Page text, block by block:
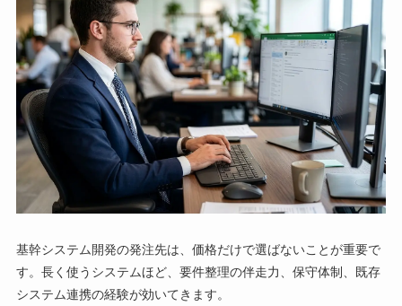
基幹システム開発の発注先は、価格だけで選ばないことが重要で
す。長く使うシステムほど、要件整理の伴走力、保守体制、既存
システム連携の経験が効いてきます。